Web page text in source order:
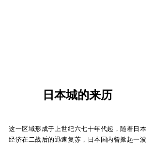
日本城的来历
这一区域形成于上世纪六七十年代起，随着日本
经济在二战后的迅速复苏，日本国内曾掀起一波